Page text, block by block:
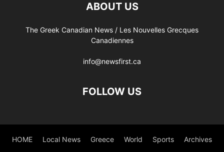
ABOUT US
The Greek Canadian News / Les Nouvelles Grecques
Canadiennes
info@newsfirst.ca
FOLLOW US
HOME Local News Greece World Sports Archives